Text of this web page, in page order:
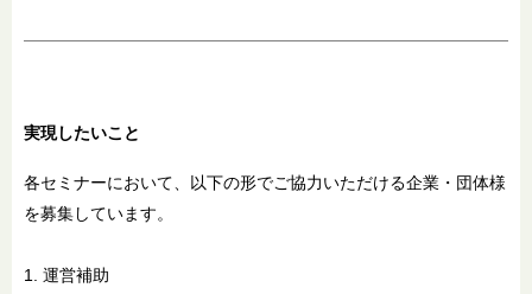
実現したいこと
各セミナーにおいて、以下の形でご協力いただける企業・団体様
を募集しています。
1. 運営補助